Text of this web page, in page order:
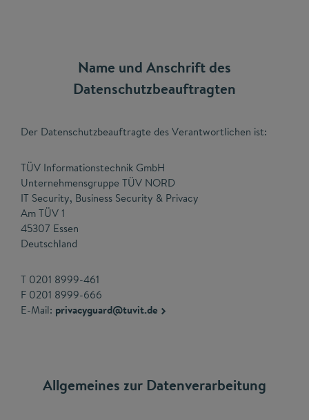
Name und Anschrift des
Datenschutzbeauftragten
Der Datenschutzbeauftragte des Verantwortlichen ist:
TÜV Informationstechnik GmbH
Unternehmensgruppe TÜV NORD
IT Security, Business Security & Privacy
Am TÜV 1
45307 Essen
Deutschland
T 0201 8999-461
F 0201 8999-666
E-Mail: privacyguard@tuvit.de
Allgemeines zur Datenverarbeitung